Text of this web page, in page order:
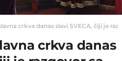
crkva danas slavi SVECA, čiji je
crkva danas